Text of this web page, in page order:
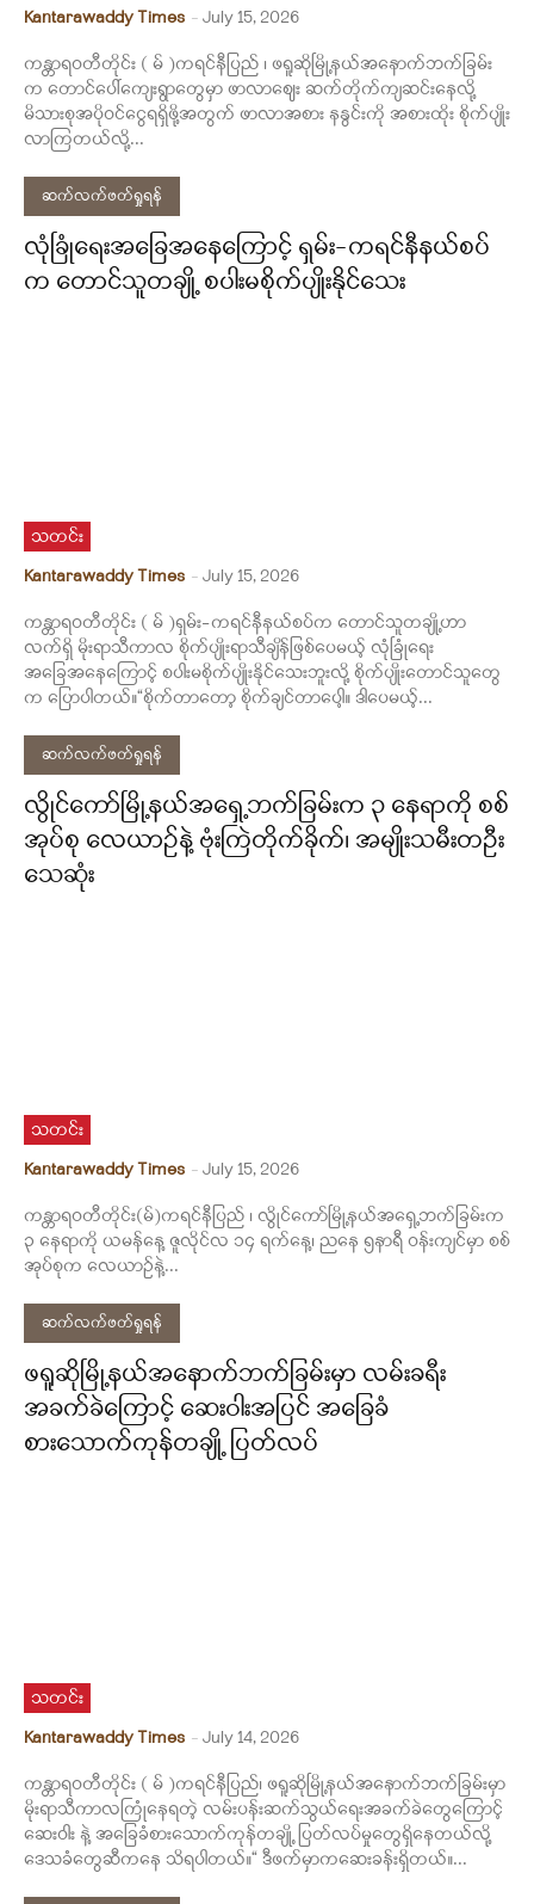
Kantarawaddy Times - July 15, 2026
ကန္တာရဝတီတိုင်း ( မ် )ကရင်နီပြည် ၊ ဖရူဆိုမြို့နယ်အနောက်ဘက်ခြမ်း
က တောင်ပေါ်ကျေးရွာတွေမှာ ဖာလာဈေး ဆက်တိုက်ကျဆင်းနေလို့
မိသားစုအပိုဝင်ငွေရရှိဖို့အတွက် ဖာလာအစား နနွင်းကို အစားထိုး စိုက်ပျိုး
လာကြတယ်လို့...
ဆက်လက်ဖတ်ရှုရန်
လုံခြုံရေးအခြေအနေကြောင့် ရှမ်း-ကရင်နီနယ်စပ်
က တောင်သူတချို့ စပါးမစိုက်ပျိုးနိုင်သေး
သတင်း
Kantarawaddy Times - July 15, 2026
ကန္တာရဝတီတိုင်း ( မ် )ရှမ်း-ကရင်နီနယ်စပ်က တောင်သူတချို့ဟာ
လက်ရှိ မိုးရာသီကာလ စိုက်ပျိုးရာသီချိန်ဖြစ်ပေမယ့် လုံခြုံရေး
အခြေအနေကြောင့် စပါးမစိုက်ပျိုးနိုင်သေးဘူးလို့ စိုက်ပျိုးတောင်သူတွေ
က ပြောပါတယ်။“စိုက်တာတော့ စိုက်ချင်တာ‌ပေါ့။ ဒါပေမယ့်...
ဆက်လက်ဖတ်ရှုရန်
လွိုင်ကော်မြို့နယ်အရှေ့ဘက်ခြမ်းက ၃ နေရာကို စစ်
အုပ်စု လေယာဥ်နဲ့ ဗုံးကြဲတိုက်ခိုက်၊ အမျိုးသမီးတဦး
သေဆုံး
သတင်း
Kantarawaddy Times - July 15, 2026
ကန္တာရဝတီတိုင်း(မ်)ကရင်နီပြည် ၊ လွိုင်ကော်မြို့နယ်အရှေ့ဘက်ခြမ်းက
၃ နေရာကို ယမန်နေ့ ဇူလိုင်လ ၁၄ ရက်နေ့၊ ညနေ ၅နာရီ ဝန်းကျင်မှာ စစ်
အုပ်စုက လေယာဉ်နဲ့...
ဆက်လက်ဖတ်ရှုရန်
ဖရူဆိုမြို့နယ်အနောက်ဘက်ခြမ်းမှာ လမ်းခရီး
အခက်ခဲကြောင့် ဆေးဝါးအပြင် အခြေခံ
စားသောက်ကုန်တချို့ ပြတ်လပ်
သတင်း
Kantarawaddy Times - July 14, 2026
ကန္တာရဝတီတိုင်း ( မ် )ကရင်နီပြည်၊ ဖရူဆိုမြို့နယ်အနောက်ဘက်ခြမ်းမှာ
မိုးရာသီကာလကြုံနေရတဲ့ လမ်းပန်းဆက်သွယ်ရေးအခက်ခဲတွေကြောင့်
ဆေးဝါး နဲ့ အ‌ခြေခံစားသောက်ကုန်တချို့ ပြတ်လပ်မှုတွေရှိနေတယ်လို့
ဒေသခံတွေဆီကနေ သိရပါတယ်။“ ဒီဖက်မှာကဆေးခန်းရှိတယ်။...